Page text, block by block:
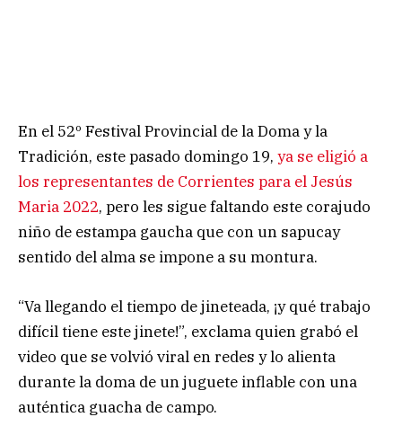
En el 52º Festival Provincial de la Doma y la
Tradición, este pasado domingo 19, ya se eligió a
los representantes de Corrientes para el Jesús
Maria 2022, pero les sigue faltando este corajudo
niño de estampa gaucha que con un sapucay
sentido del alma se impone a su montura.
“Va llegando el tiempo de jineteada, ¡y qué trabajo
difícil tiene este jinete!”, exclama quien grabó el
video que se volvió viral en redes y lo alienta
durante la doma de un juguete inflable con una
auténtica guacha de campo.